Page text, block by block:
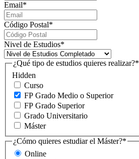
Email*
Código Postal*
Nivel de Estudios*
Hidden
¿Qué tipo de estudios quieres realizar?*
Curso
FP Grado Medio o Superior
FP Grado Superior
Grado Universitario
Máster
¿Cómo quieres estudiar el Máster?*
Online